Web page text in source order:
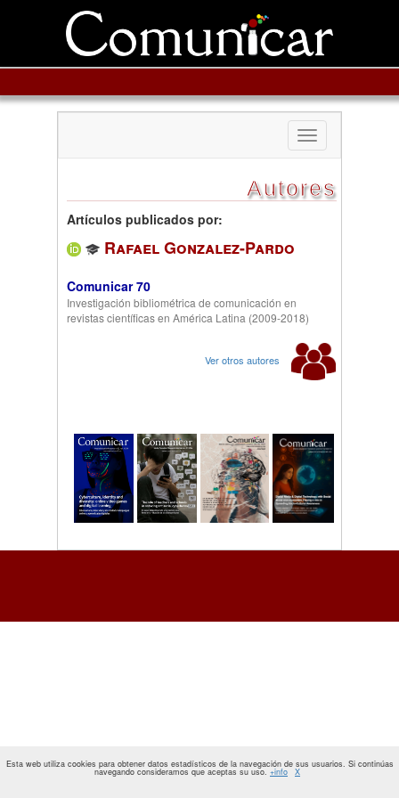
Toggle
navigation
Autores
Artículos publicados por:
Rafael Gonzalez-Pardo
Comunicar 70
Investigación bibliométrica de comunicación en
revistas científicas en América Latina (2009-2018)
Ver otros autores
Esta web utiliza cookies para obtener datos estadísticos de la navegación de sus usuarios. Si continúas
navegando consideramos que aceptas su uso. +info X